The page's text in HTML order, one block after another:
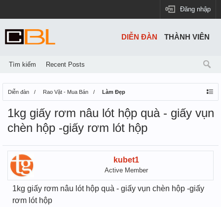
Đăng nhập
Diễn đàn Rao Vặt - Mua Bán Làm Đẹp
1kg giấy rơm nâu lót hộp quà - giấy vụn
chèn hộp -giấy rơm lót hộp
kubet1
Active Member
1kg giấy rơm nâu lót hộp quà - giấy vụn chèn hộp -giấy
rơm lót hộp
DIỄN ĐÀN
Tìm kiếm Recent Posts
THÀNH VIÊN